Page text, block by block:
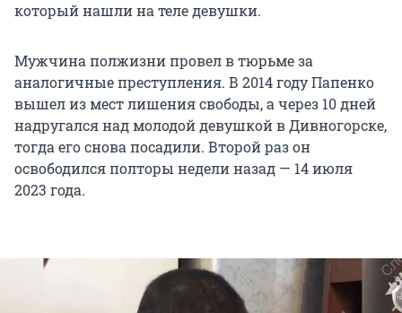
который нашли на теле девушки.
Мужчина полжизни провел в тюрьме за
аналогичные преступления. В 2014 году Папенко
вышел из мест лишения свободы, а через 10 дней
надругался над молодой девушкой в Дивногорске,
тогда его снова посадили. Второй раз он
освободился полторы недели назад — 14 июля
2023 года.